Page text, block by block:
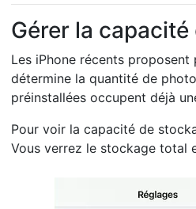
Gérer la
Les iPhone récents
détermine la quantité de
préinstallées occupent déjà
Pour voir la capacité de
Vous verrez le stockage total